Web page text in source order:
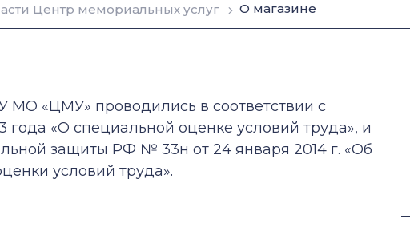
Центр мемориальных услуг О магазине
МО «ЦМУ» проводились в соответствии с
«О специальной оценке условий труда», и
защиты РФ № 33н от 24 января 2014 г. «Об
условий труда».